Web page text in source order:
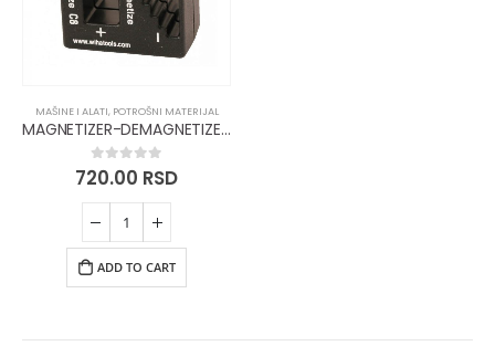
MAŠINE I ALATI, POTROŠNI MATERIJAL
MAGNETIZER-DEMAGNETIZER WIHA
0out of 5
720.00 RSD
ADD TO CART